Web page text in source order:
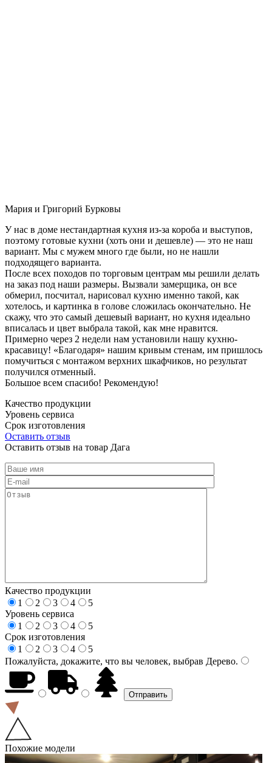
Мария и Григорий Бурковы
У нас в доме нестандартная кухня из-за короба и выступов,
поэтому готовые кухни (хоть они и дешевле) — это не наш
вариант. Мы с мужем много где были, но не нашли
подходящего варианта.
После всех походов по торговым центрам мы решили делать
на заказ под наши размеры. Вызвали замерщика, он все
обмерил, посчитал, нарисовал кухню именно такой, как
хотелось, и картинка в голове сложилась окончательно. Не
скажу, что это самый дешевый вариант, но кухня идеально
вписалась и цвет выбрала такой, как мне нравится.
Примерно через 2 недели нам установили нашу кухню-
красавицу! «Благодаря» нашим кривым стенам, им пришлось
помучиться с монтажом верхних шкафчиков, но результат
получился отменный.
Большое всем спасибо! Рекомендую!
Качество продукции
Уровень сервиса
Срок изготовления
Оставить отзыв
Оставить отзыв на товар Дага
Качество продукции
1
2 3 4
5
Уровень сервиса
1
2 3 4
5
Срок изготовления
1
2 3 4
5
Пожалуйста, докажите, что вы человек, выбрав Дерево.
Похожие модели